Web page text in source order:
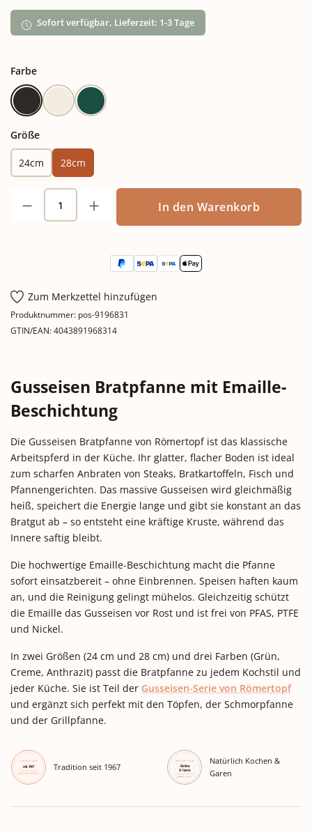
Sofort verfügbar, Lieferzeit: 1-3 Tage
Farbeauswählen
AnthrazitCreme Grün
Größeauswählen
24cm 28cm
Produkt Anzahl: Gib den gewünschten
In den Warenkorb
Zum Merkzettel hinzufügen
Produktnummer: pos-9196831
GTIN/EAN:4043891968314
Gusseisen Bratpfanne mit Emaille-
Beschichtung
Die Gusseisen Bratpfanne von Römertopf ist das klassische
Arbeitspferd in der Küche. Ihr glatter, flacher Boden ist ideal
zum scharfen Anbraten von Steaks, Bratkartoffeln, Fisch und
Pfannengerichten. Das massive Gusseisen wird gleichmäßig
heiß, speichert die Energie lange und gibt sie konstant an das
Bratgut ab – so entsteht eine kräftige Kruste, während das
Innere saftig bleibt.
Die hochwertige Emaille-Beschichtung macht die Pfanne
sofort einsatzbereit – ohne Einbrennen. Speisen haften kaum
an, und die Reinigung gelingt mühelos. Gleichzeitig schützt
die Emaille das Gusseisen vor Rost und ist frei von PFAS, PTFE
und Nickel.
In zwei Größen (24 cm und 28 cm) und drei Farben (Grün,
Creme, Anthrazit) passt die Bratpfanne zu jedem Kochstil und
jeder Küche. Sie ist Teil der Gusseisen-Serie von Römertopf
und ergänzt sich perfekt mit den Töpfen, der Schmorpfanne
und der Grillpfanne.
Tradition seit 1967
Natürlich Kochen &
Garen